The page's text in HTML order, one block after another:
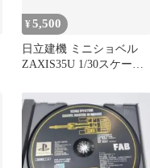
¥5,500
日立建機 ミニショベル
ZAXIS35U 1/30スケール